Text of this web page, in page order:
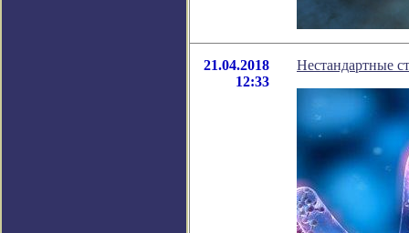
21.04.2018
12:33
Нестандартные